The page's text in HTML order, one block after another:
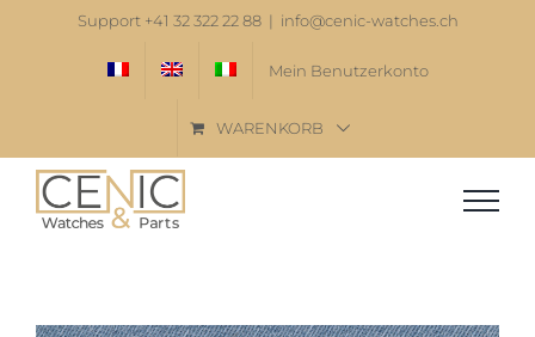
Support +41 32 322 22 88 | info@cenic-watches.ch
Mein Benutzerkonto
WARENKORB